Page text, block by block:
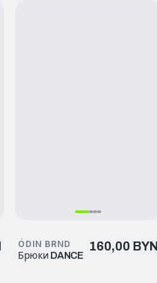
ÓDIN BRND
Брюки DANCE
160,00 BYN